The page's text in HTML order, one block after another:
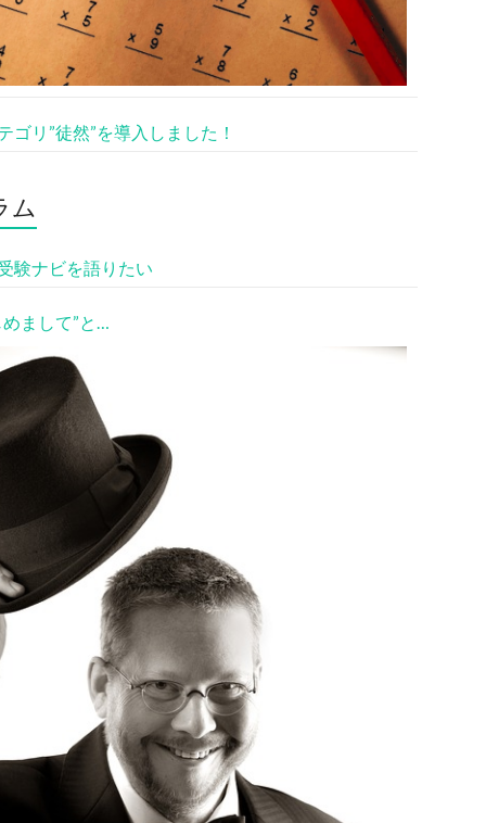
ゴリ”徒然”を導入しました！
ム
験ナビを語りたい
まして”と…